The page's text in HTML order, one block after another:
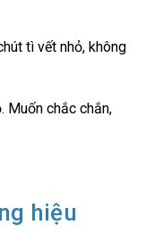
tì vết nhỏ, không
Muốn chắc chắn,
hiệu